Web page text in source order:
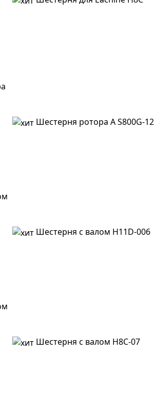
Шестерня ротора A S800G-12
Шестерня с валом H11D-006
Шестерня с валом H8C-07